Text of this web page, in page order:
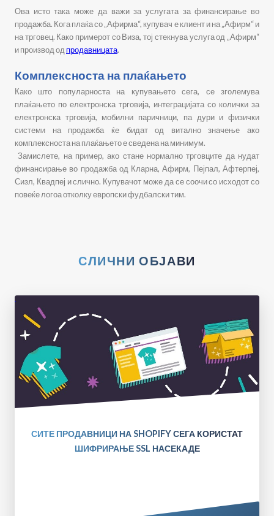
Ова исто така може да важи за услугата за финансирање во
продажба. Кога плаќа со „Афирма“, купувач е клиент и на „Афирм“ и
на трговец. Како примерот со Виза, тој стекнува услуга од „Афирм“
и производ одпродавницата.
Комплексноста на плаќањето
Како што популарноста на купувањето сега, се зголемува
плаќањето по електронска трговија, интеграцијата со колички за
електронска трговија, мобилни паричници, па дури и физички
системи на продажба ќе бидат од витално значење ако
комплексноста на плаќањето е сведена на минимум.
Замислете, на пример, ако стане нормално трговците да нудат
финансирање во продажба од Кларна, Афирм, Пејпал, Афтерпеј,
Сизл, Квадпеј и слично. Купувачот може да се соочи со исходот со
повеќе логоа отколку европски фудбалски тим.
СЛИЧНИ ОБЈАВИ
СИТЕ ПРОДАВНИЦИ НА SHOPIFY СЕГА КОРИСТАТ
ШИФРИРАЊЕ SSL НАСЕКАДЕ